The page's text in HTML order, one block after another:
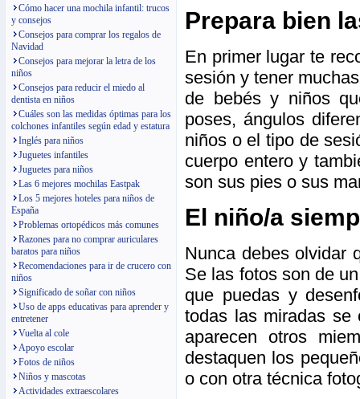
Cómo hacer una mochila infantil: trucos
y consejos
Consejos para comprar los regalos de
Navidad
Consejos para mejorar la letra de los
niños
Consejos para reducir el miedo al
dentista en niños
Cuáles son las medidas óptimas para los
colchones infantiles según edad y estatura
Inglés para niños
Juguetes infantiles
Juguetes para niños
Las 6 mejores mochilas Eastpak
Los 5 mejores hoteles para niños de
España
Problemas ortopédicos más comunes
Razones para no comprar auriculares
baratos para niños
Recomendaciones para ir de crucero con
niños
Significado de soñar con niños
Uso de apps educativas para aprender y
entretener
Vuelta al cole
Apoyo escolar
Fotos de niños
Niños y mascotas
Actividades extraescolares
Prepara bien
En primer lugar te
sesión y tener
de bebés y niños
poses, ángulos
niños o el tipo de
cuerpo entero y
son sus pies o sus
El niño/a
Nunca debes olvidar
Se las fotos son de
que puedas y
todas las miradas se
aparecen otros
destaquen los
o con otra técnica